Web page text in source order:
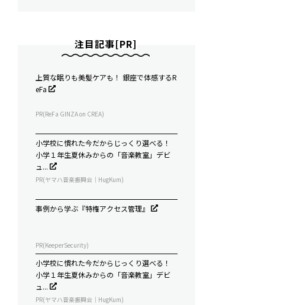
注目記事[PR]
上質な眠りも美髪ケアも！ 銀座で体感するR
eFa
PR(ReFa GINZA on CREA)
小学校に慣れた今だからじっくり選べる！
小学１年生夏休みからの「音楽教室」デビ
ュ...
PR(ヤマハ音楽振興会｜HugKum)
事例から学ぶ『特権アクセス管理』
PR(KeeperSecurity)
小学校に慣れた今だからじっくり選べる！
小学１年生夏休みからの「音楽教室」デビ
ュ...
PR(ヤマハ音楽振興会｜HugKum)